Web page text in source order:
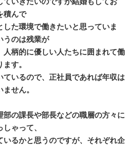
積んで
した環境で働きたいと思っていま
うのは残業が
人柄的に優しい人たちに囲まれて働
す。
ているので、正社員であれば年収は
せん。
部の課長や部長などの職層の方々に
ゃって、
いるかと思うのですが、それぞれ企